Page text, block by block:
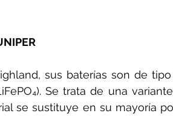
sus baterías son de
Se trata de una
se sustituye en su mayoría